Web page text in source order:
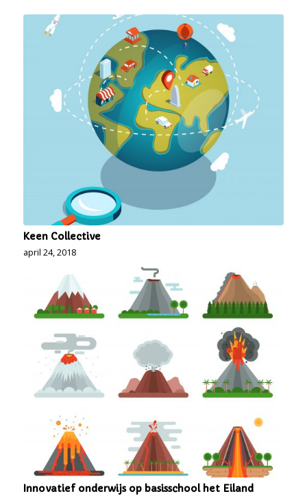
Keen Collective
april 24, 2018
Innovatief onderwijs op basisschool het Eiland